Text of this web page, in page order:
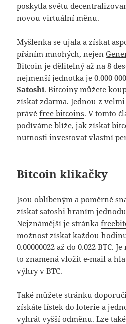
poskytla světu
novou virtuální měnu.
Myšlenka se ujala a získat
přáním mnohých, nejen
Bitcoin je dělitelný až na 8
nejmenší jednotka je 0.000
Satoshi. Bitcoiny můžete
získat zdarma. Jednou z
právěfree bitcoins. V tomto
podíváme blíže, jak získat
nutnosti investovat vlastní
Bitcoin klikačky
Jsou oblíbeným a poměrně
získat satoshi hraním
Nejznámější je stránka
možnost získat každou
0.00000022 až do 0.022 BTC.
to znamená vložit e-mail a
výhry v BTC.
Také můžete stránku
získáte lístek do loterie a
vyhrát vyšší odměnu. Lze